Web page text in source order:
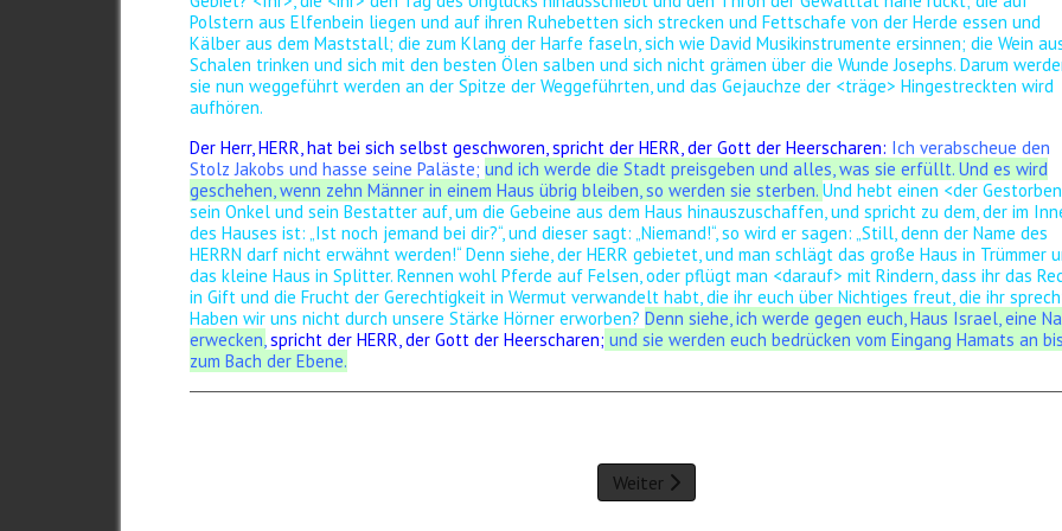
Polstern aus Elfenbein liegen und auf ihren Ruhebetten sich strecken und Fettschafe von der Herde essen und
Kälber aus dem Maststall;die zum Klang der Harfe faseln, sich wie David Musikinstrumente ersinnen;die Wein
Schalen trinken und sich mit den besten Ölen salben und sich nicht grämen über die Wunde Josephs.Darum
sie nun weggeführt werden an der Spitze der Weggeführten, und das Gejauchze der <träge> Hingestreckten wird
aufhören.
Der Herr, HERR, hat bei sich selbst geschworen, spricht der HERR, der Gott der Heerscharen: Ich verabscheue den
Stolz Jakobs und hasse seine Paläste; und ich werde die Stadt preisgeben und alles, was sie erfüllt. Und es wird
geschehen, wenn zehn Männer in einem Haus übrig bleiben, so werden sie sterben.Und hebt einen <der
sein Onkel und sein Bestatter auf, um die Gebeine aus dem Haus hinauszuschaffen, und spricht zu dem, der im
des Hauses ist: „Ist noch jemand bei dir?“, und dieser sagt: „Niemand!“, so wird er sagen: „Still, denn der Name des
HERRN darf nicht erwähnt werden!“Denn siehe, der HERR gebietet, und man schlägt das große Haus in Trümmer
das kleine Haus in Splitter.Rennen wohl Pferde auf Felsen, oder pflügt man <darauf> mit Rindern, dass ihr das
in Gift und die Frucht der Gerechtigkeit in Wermut verwandelt habt,die ihr euch über Nichtiges freut, die ihr
Haben wir uns nicht durch unsere Stärke Hörner erworben?Denn siehe, ich werde gegen euch, Haus Israel, eine
erwecken, spricht der HERR, der Gott der Heerscharen; und sie werden euch bedrücken vom Eingang Hamats an bis
zum Bach der Ebene.
Weiter